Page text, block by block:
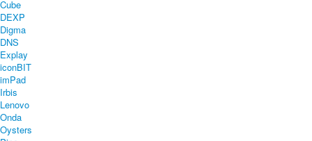
Cube
DEXP
Digma
DNS
Explay
iconBIT
imPad
Irbis
Lenovo
Onda
Oysters